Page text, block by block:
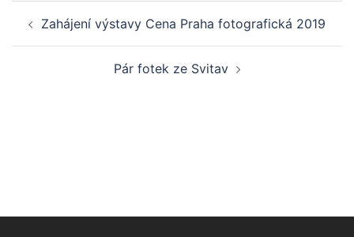
navigation
Zahájení výstavy Cena Praha fotografická 2019
Pár fotek ze Svitav